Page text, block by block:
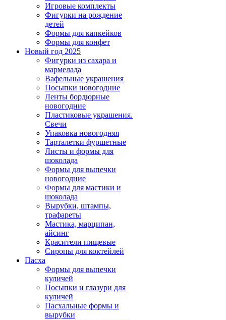
Игровые комплекты
Фигурки на рождение
детей
Формы для капкейков
Формы для конфет
Новый год 2025
Фигурки из сахара и
мармелада
Вафельные украшения
Посыпки новогодние
Ленты бордюрные
новогодние
Пластиковые украшения.
Свечи
Упаковка новогодняя
Тарталетки фуршетные
Листы и формы для
шоколада
Формы для выпечки
новогодние
Формы для мастики и
шоколада
Вырубки, штампы,
трафареты
Мастика, марципан,
айсинг
Красители пищевые
Сиропы для коктейлей
Пасха
Формы для выпечки
куличей
Посыпки и глазури для
куличей
Пасхальные формы и
вырубки